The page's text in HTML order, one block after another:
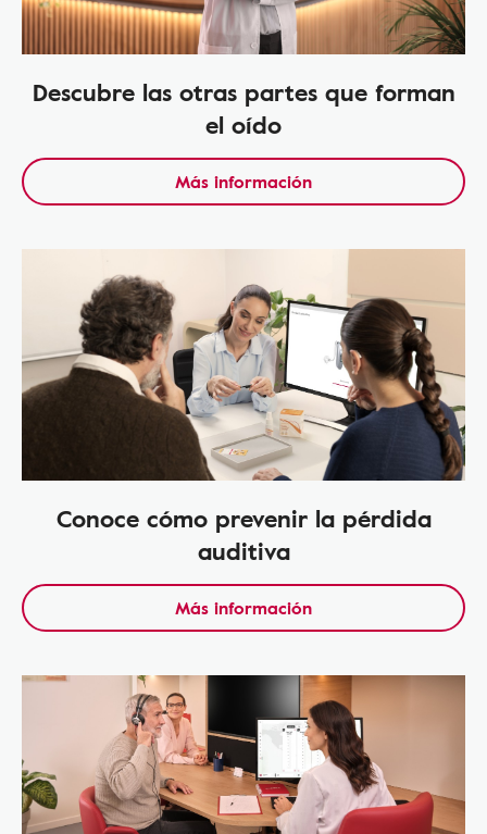
Descubre las otras partes que forman
el oído
Más información
Conoce cómo prevenir la pérdida
auditiva
Más información